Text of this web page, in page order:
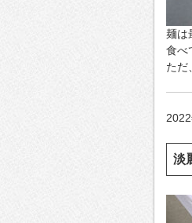
麺は
食べ
ただ
淡